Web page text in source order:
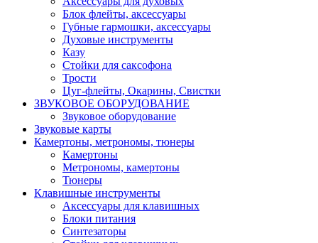
Блок флейты, аксессуары
Губные гармошки, аксессуары
Духовые инструменты
Казу
Стойки для саксофона
Трости
Цуг-флейты, Окарины, Свистки
ЗВУКОВОЕ ОБОРУДОВАНИЕ
Звуковое оборудование
Звуковые карты
Камертоны, метрономы, тюнеры
Камертоны
Метрономы, камертоны
Тюнеры
Клавишные инструменты
Аксессуары для клавишных
Блоки питания
Синтезаторы